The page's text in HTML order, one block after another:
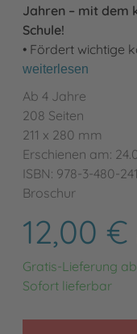
Jahren – mit dem
Schule!
• Fördert wichtige
weiterlesen
Ab 4 Jahre
208 Seiten
211 x 280 mm
Erschienen am:
ISBN: 978-3-480-
Broschur
12,00 €
Gratis-Lieferung ab
Sofort lieferbar